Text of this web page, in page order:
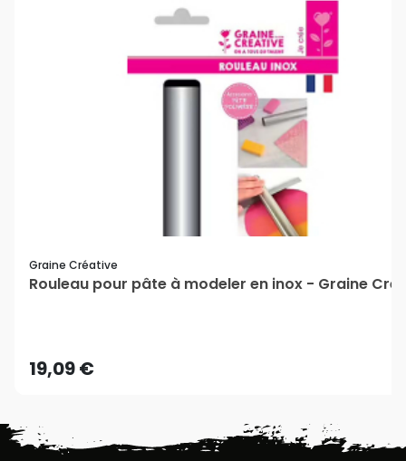
Graine Créative
Rouleau pour pâte à modeler en inox - Graine
19,09 €